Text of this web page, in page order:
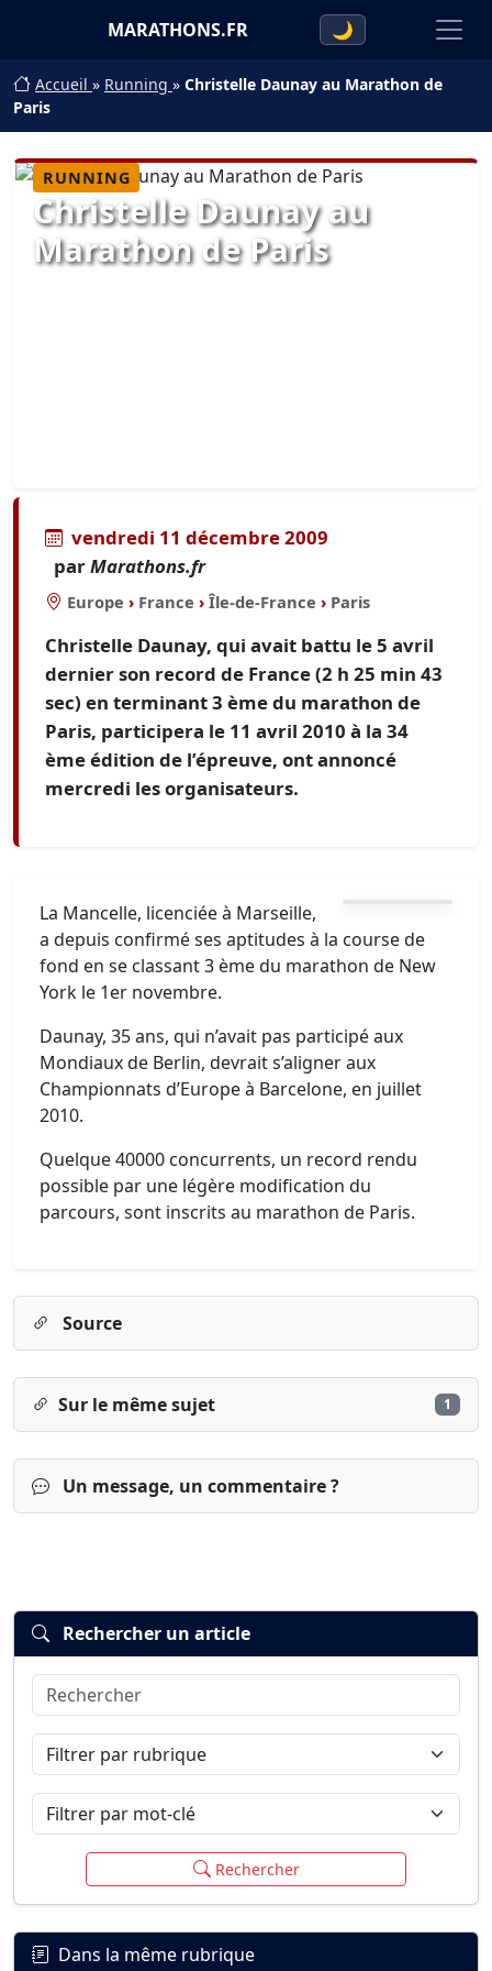
MARATHONS.FR 🌙
Accueil » Running » Christelle Daunay au Marathon de
Paris
RUNNING
Christelle Daunay au
Marathon de Paris
vendredi 11 décembre 2009
parMarathons.fr
Europe › France › Île-de-France › Paris
Christelle Daunay, qui avait battu le 5 avril
dernier son record de France (2 h 25 min 43
sec) en terminant 3 ème du marathon de
Paris, participera le 11 avril 2010 à la 34
ème édition de l’épreuve, ont annoncé
mercredi les organisateurs.
La Mancelle, licenciée à Marseille,
a depuis confirmé ses aptitudes à la course de
fond en se classant 3 ème du marathon de New
York le 1er novembre.
Daunay, 35 ans, qui n’avait pas participé aux
Mondiaux de Berlin, devrait s’aligner aux
Championnats d’Europe à Barcelone, en juillet
2010.
Quelque 40000 concurrents, un record rendu
possible par une légère modification du
parcours, sont inscrits au marathon de Paris.
Source
Sur le même sujet 1
Un message, un commentaire ?
Connexion
Rechercher un article
Rechercher
Filtrer par rubrique
Filtrer par mot-clé
Rechercher
Dans la même rubrique